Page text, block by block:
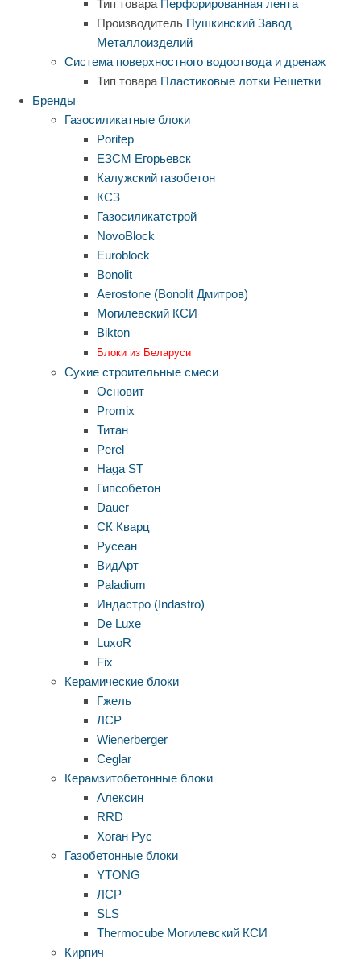
Тип товара Перфорированная лента
Производитель Пушкинский Завод
Металлоизделий
Система поверхностного водоотвода и дренаж
Тип товара Пластиковые лотки Решетки
Бренды
Газосиликатные блоки
Poritep
ЕЗСМ Егорьевск
Калужский газобетон
КСЗ
Газосиликатстрой
NovoBlock
Euroblock
Bonolit
Aerostone (Bonolit Дмитров)
Могилевский КСИ
Bikton
Блоки из Беларуси
Сухие строительные смеси
Основит
Promix
Титан
Perel
Haga ST
Гипсобетон
Dauer
СК Кварц
Русеан
ВидАрт
Paladium
Индастро (Indastro)
De Luxe
LuxoR
Fix
Керамические блоки
Гжель
ЛСР
Wienerberger
Ceglar
Керамзитобетонные блоки
Алексин
RRD
Хоган Рус
Газобетонные блоки
YTONG
ЛСР
SLS
Thermocube Могилевский КСИ
Кирпич